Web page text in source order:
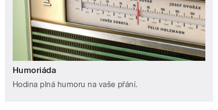
Humoriáda
Hodina plná humoru na vaše přání.